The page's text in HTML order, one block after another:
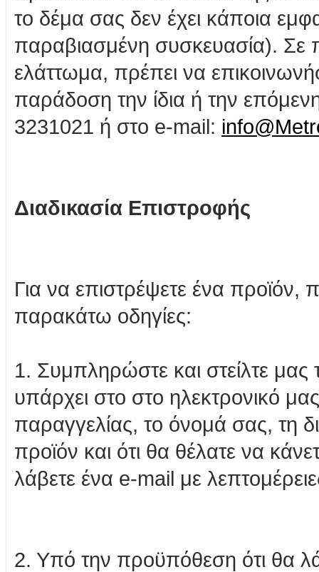
το δέμα σας δεν έχει κάποια
παραβιασμένη συσκευασία). Σε
ελάττωμα, πρέπει να
παράδοση την ίδια ή την
3231021 ή στο e-mail:
Διαδικασία Επιστροφής
Για να επιστρέψετε ένα προϊόν,
παρακάτω οδηγίες:
1. Συμπληρώστε και στείλτε
υπάρχει στο στο ηλεκτρονικό
παραγγελίας, το όνομά σας, τη
προϊόν και ότι θα θέλατε να
λάβετε ένα e-mail με
2. Υπό την προϋπόθεση ότι θα